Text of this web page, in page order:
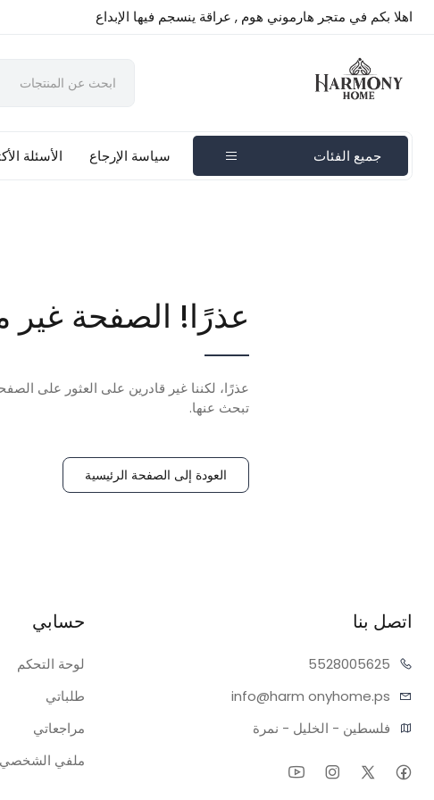
اهلا بكم في متجر هارموني هوم , عراقة ينسجم فيها الإبداع
جميع الفئات سياسة الإرجاع الأسئلة
عذرًا! الصفحة غير
عذرًا، لكننا غير قادرين على العثور على
تبحث عنها.
العودة إلى الصفحة الرئيسية
اتصل بنا
05625
55280
info@harm onyhome.ps
فلسطين - الخليل - نمرة
حسابي
لوحة التحكم
طلباتي
مراجعاتي
ملفي الشخصي